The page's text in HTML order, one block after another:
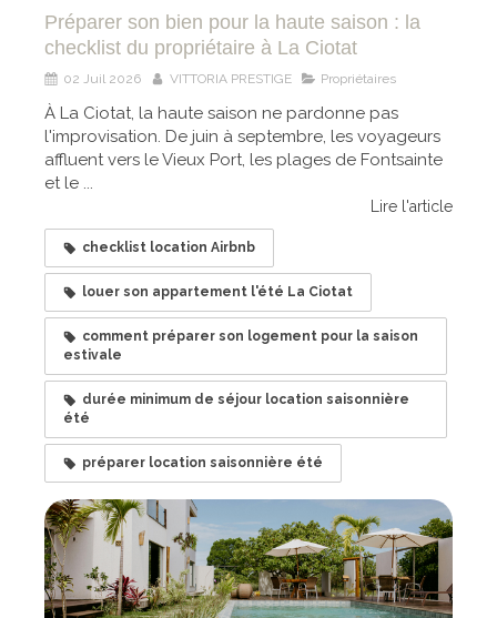
Préparer son bien pour la haute saison : la
checklist du propriétaire à La Ciotat
02 Juil 2026 VITTORIA PRESTIGE Propriétaires
À La Ciotat, la haute saison ne pardonne pas
l'improvisation. De juin à septembre, les voyageurs
affluent vers le Vieux Port, les plages de Fontsainte
et le ...
Lire l'article
checklist location Airbnb
louer son appartement l'été La Ciotat
comment préparer son logement pour la saison
estivale
durée minimum de séjour location saisonnière
été
préparer location saisonnière été